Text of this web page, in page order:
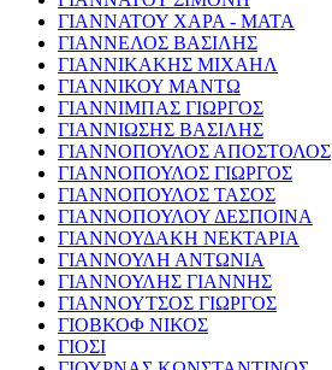
ΓΙΑΝΝΑΤΟΥ ΧΑΡΑ - ΜΑΤΑ
ΓΙΑΝΝΕΛΟΣ ΒΑΣΙΛΗΣ
ΓΙΑΝΝΙΚΑΚΗΣ ΜΙΧΑΗΛ
ΓΙΑΝΝΙΚΟΥ ΜΑΝΤΩ
ΓΙΑΝΝΙΜΠΑΣ ΓΙΩΡΓΟΣ
ΓΙΑΝΝΙΩΣΗΣ ΒΑΣΙΛΗΣ
ΓΙΑΝΝΟΠΟΥΛΟΣ ΑΠΟΣΤΟΛΟΣ
ΓΙΑΝΝΟΠΟΥΛΟΣ ΓΙΩΡΓΟΣ
ΓΙΑΝΝΟΠΟΥΛΟΣ ΤΑΣΟΣ
ΓΙΑΝΝΟΠΟΥΛΟΥ ΔΕΣΠΟΙΝΑ
ΓΙΑΝΝΟΥΔΑΚΗ ΝΕΚΤΑΡΙΑ
ΓΙΑΝΝΟΥΛΗ ΑΝΤΩΝΙΑ
ΓΙΑΝΝΟΥΛΗΣ ΓΙΑΝΝΗΣ
ΓΙΑΝΝΟΥΤΣΟΣ ΓΙΩΡΓΟΣ
ΓΙΟΒΚΟΦ ΝΙΚΟΣ
ΓΙΟΣΙ